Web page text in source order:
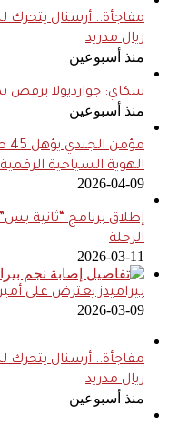
مفاجأة.. أرسنال
ريال مدريد
منذ أسبوعين
سكاي: جوارديولا يرفض
منذ أسبوعين
الهوية السياحية
2026-04-09
إطلاق برنامج “ثانية
الرحلة
2026-03-11
بيراميدز يعترض على
2026-03-09
مفاجأة.. أرسنال
ريال مدريد
منذ أسبوعين